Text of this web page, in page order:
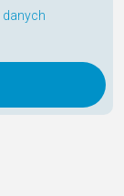
danych